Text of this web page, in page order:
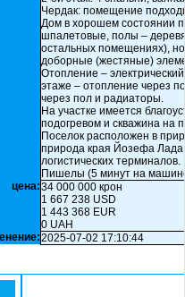
Чердак: помещение
Дом в хорошем состоянии
шпалетовые, полы –
остальных помещениях),
доборные (жестяные)
Отопление –
этаже – отопление через
через пол и радиаторы.
На участке имеется
подогревом и скважина на
Поселок расположен в
природа края Йозефа Лада,
логистических
Пишелы (5 минут на
цена:34 000 000 крон
1 667 238 USD
1 443 368 EUR
0 UAH
2025-07-02 17:10:44